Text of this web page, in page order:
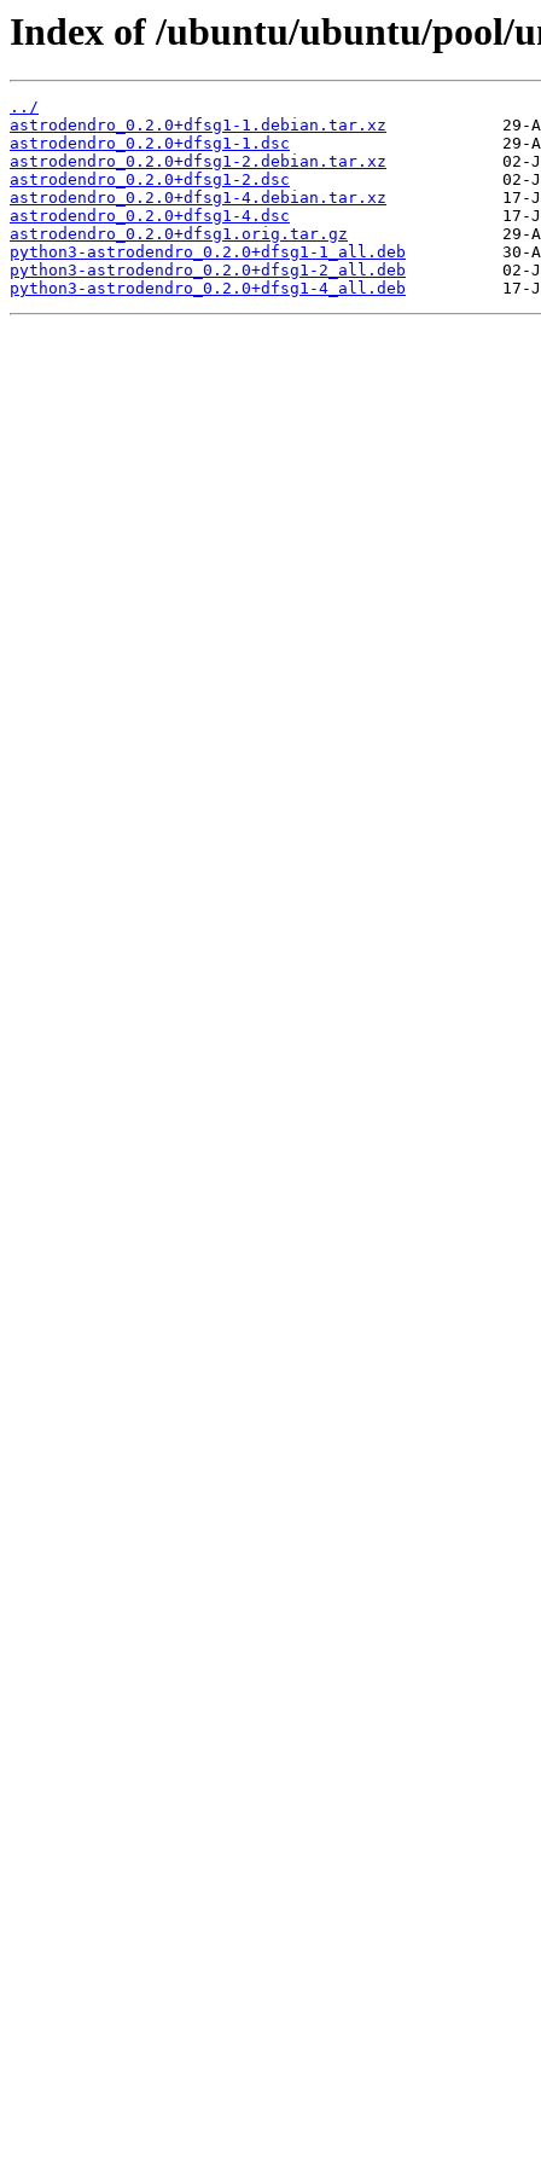
Index of /ubuntu/ubuntu/pool/
../
astrodendro_0.2.0+dfsg1-1.debian.tar.xz
astrodendro_0.2.0+dfsg1-1.dsc
astrodendro_0.2.0+dfsg1-2.debian.tar.xz
astrodendro_0.2.0+dfsg1-2.dsc
astrodendro_0.2.0+dfsg1-4.debian.tar.xz
astrodendro_0.2.0+dfsg1-4.dsc
astrodendro_0.2.0+dfsg1.orig.tar.gz
python3-astrodendro_0.2.0+dfsg1-1_all.deb
python3-astrodendro_0.2.0+dfsg1-2_all.deb
python3-astrodendro_0.2.0+dfsg1-4_all.deb